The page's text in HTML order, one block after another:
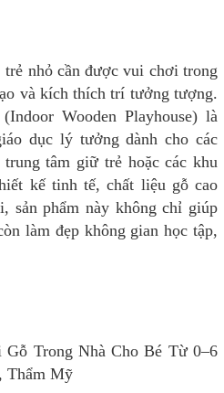
nhỏ cần được vui chơi trong
và kích thích trí tưởng tượng.
(Indoor Wooden Playhouse) là
dục lý tưởng dành cho các
tâm giữ trẻ hoặc các khu
kế tinh tế, chất liệu gỗ cao
sản phẩm này không chỉ giúp
làm đẹp không gian học tập,
Gỗ Trong Nhà Cho Bé Từ 0–6
Thẩm Mỹ